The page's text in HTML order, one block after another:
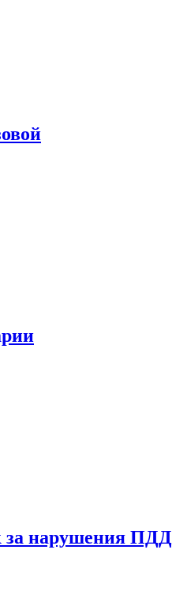
за нарушения ПДД